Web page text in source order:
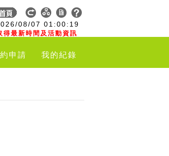
08/07 01:00:20
最新時間及活動資訊
申請 我的紀錄